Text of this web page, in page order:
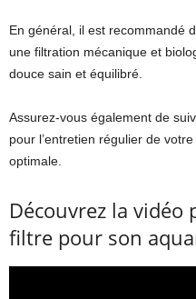
En général, il est recommandé
une filtration mécanique et
douce sain et équilibré.
Assurez-vous également de
pour l’entretien régulier de
optimale.
Découvrez la
filtre pour son